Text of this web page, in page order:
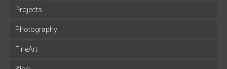
Projects
Photography
FineArt